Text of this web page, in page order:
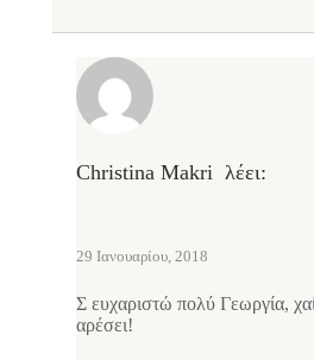
Christina Makri λέει:
29 Ιανουαρίου, 2018
Σ ευχαριστώ πολύ Γεωργία,
αρέσει!